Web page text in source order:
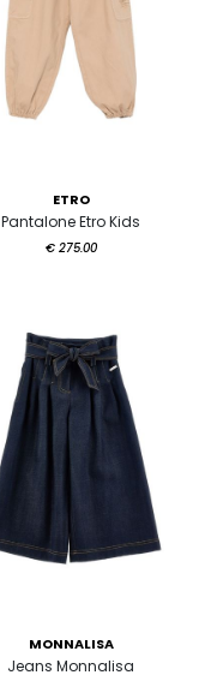
ETRO
Pantalone Etro Kids
€ 275.00
MONNALISA
Jeans Monnalisa